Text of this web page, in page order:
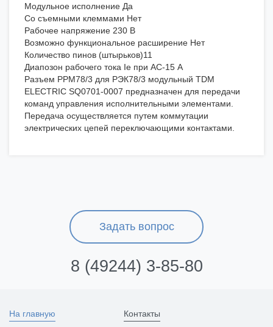
Модульное исполнение Да
Со съемными клеммами Нет
Рабочее напряжение 230 В
Возможно функциональное расширение Нет
Количество пинов (штырьков)11
Диапозон рабочего тока Ie при AC-15 А
Разъем РРМ78/3 для РЭК78/3 модульный TDM
ELECTRIC SQ0701-0007 предназначен для передачи
команд управления исполнительными элементами.
Передача осуществляется путем коммутации
электрических цепей переключающими контактами.
Задать вопрос
8 (49244) 3-85-80
На главную Контакты